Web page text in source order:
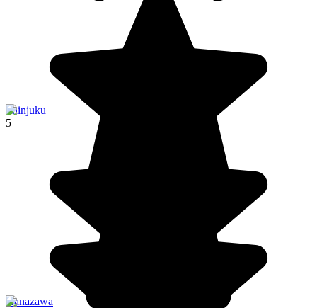
Shinjuku
5
Kanazawa